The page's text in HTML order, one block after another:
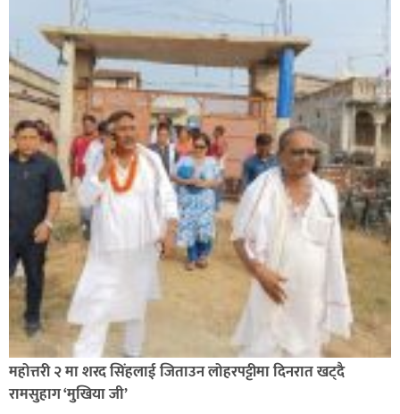
सिराहा-२ मा संजय यादव भिड्ने !
रक्तदान सेवामा जिल्लामै दोस्रो स्थान ल्याएकोमा जनमत नेताद्वय
रेडक्रस सिराहा द्वारा सम्मानित
महोत्तरी २ मा शरद सिंहलाई जिताउन लोहरपट्टीमा दिनरात खट्दै
रामसुहाग ‘मुखिया जी’